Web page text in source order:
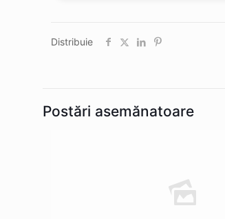
Distribuie
Postări asemănatoare